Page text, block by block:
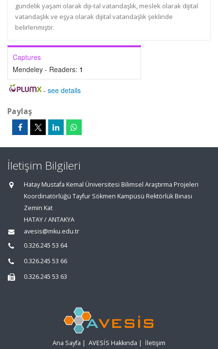
gündelik yaşam olarak diji-tal vatandaşlık, meslek olarak dijital
vatandaşlık ve eşya olarak dijital vatandaşlık şeklinde
belirlenmiştir.
Captures
Mendeley - Readers: 1
- see details
Paylaş
İletişim Bilgileri
Hatay Mustafa Kemal Üniversitesi Bilimsel Araştırma Projeleri
Koordinatörlüğü Tayfur Sökmen Kampüsü Rektörlük Binası
Zemin Kat
HATAY / ANTAKYA
avesis@mku.edu.tr
0.326.245 53 64
0.326.245 53 66
0.326.245 53 63
Ana Sayfa | AVESİS Hakkında | İletişim